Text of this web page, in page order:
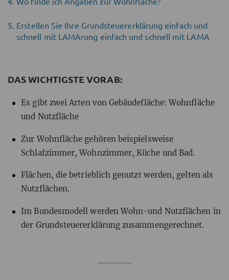
Erstellen Sie Ihre Grundsteuererklärung einfach und
schnell mit LAMArung einfach und schnell mit LAMA
DAS WICHTIGSTE VORAB:
Es gibt zwei Arten von Gebäudefläche: Wohnfläche
und Nutzfläche
Zur Wohnfläche gehören beispielsweise
Schlafzimmer, Wohnzimmer, Küche und Bad.
Flächen, die betrieblich genutzt werden, gelten als
Nutzflächen.
Im Bundesmodell werden Wohn-und Nutzflächen in
der Grundsteuererklärung zusammengerechnet.